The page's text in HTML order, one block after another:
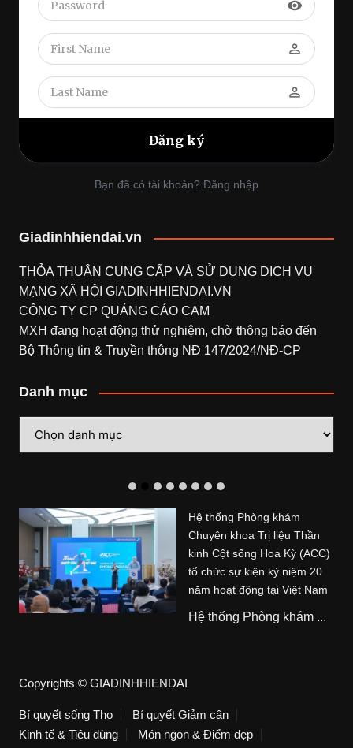
visibility
perm_identity
perm_identity
Bạn đã có tài khoản? Đăng nhập
Giadinhhiendai.vn
THỎA THUẬN CUNG CẤP VÀ SỬ DỤNG DỊCH VỤ
MẠNG XÃ HỘI GIADINHHIENDAI.VN
CÔNG TY CP QUẢNG CÁO CAM
MXH đang hoạt động thử nghiệm, chờ thông báo đến
Bộ Thông tin & Truyền thông NĐ 147/2024/NĐ-CP
Danh mục
mục
Hệ thống Phòng khám
Chuyên khoa Trị liệu Thần
kinh Cột sống Hoa Kỳ (ACC)
tổ chức sự kiện kỷ niệm 20
năm hoạt động tại Việt Nam
Hệ thống Phòng khám ...
Copyrights © GIADINHHIENDAI
Bí quyết sống Thọ
Bí quyết Giảm cân
Kinh tế & Tiêu dùng
Món ngon & Điểm đẹp